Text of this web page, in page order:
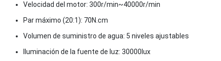
Velocidad del motor: 300r/min~40000r/min
Par máximo (20:1): 70N.cm
Volumen de suministro de agua: 5 niveles ajustables
Iluminación de la fuente de luz: 30000lux